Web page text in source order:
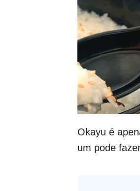
Okayu é
um pode